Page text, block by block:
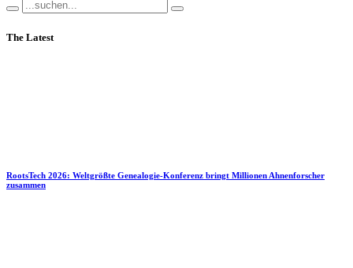
The Latest
RootsTech 2026: Weltgrößte Genealogie-Konferenz bringt Millionen Ahnenforscher
zusammen